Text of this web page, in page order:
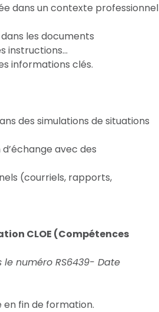
dans un contexte professionnel
les documents
instructions…
informations clés.
des simulations de situations
avec des
(courriels, rapports,
CLOE (Compétences
numéro RS6439- Date
en fin de formation.